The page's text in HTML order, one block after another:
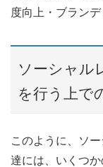
度向上・ブラン
ソーシャル
を行う上で
このように、ソ
達には、いくつ